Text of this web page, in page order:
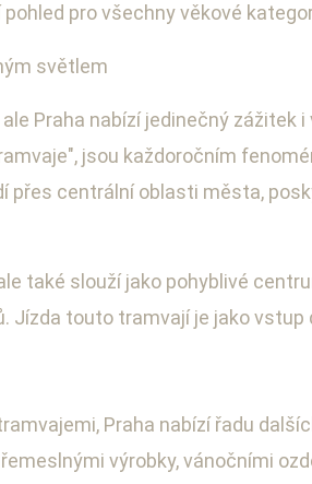
pro všechny věkové
světlem
Praha nabízí jedinečný
jsou každoročním
centrální oblasti města,
také slouží jako pohyblivé
Jízda touto tramvají je jako
Praha nabízí řadu
výrobky, vánočními